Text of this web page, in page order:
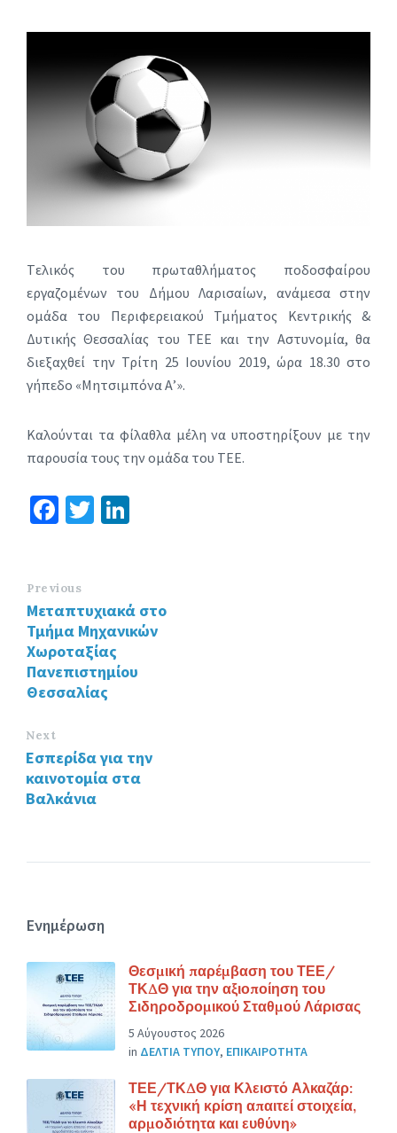
Tελικός του πρωταθλήματος ποδοσφαίρου
εργαζομένων του Δήμου Λαρισαίων, ανάμεσα στην
ομάδα του Περιφερειακού Τμήματος Κεντρικής &
Δυτικής Θεσσαλίας του ΤΕΕ και την Αστυνομία, θα
διεξαχθεί την Τρίτη 25 Ιουνίου 2019, ώρα 18.30 στο
γήπεδο «Μητσιμπόνα Α’».
Καλούνται τα φίλαθλα μέλη να υποστηρίξουν με την
παρουσία τους την ομάδα του ΤΕΕ.
Fa
o
o
k
T
dI
n
Previous
Μεταπτυχιακά στο
Τμήμα Μηχανικών
Χωροταξίας
Πανεπιστημίου
Θεσσαλίας
Next
Εσπερίδα για την
καινοτομία στα
Βαλκάνια
Ενημέρωση
Θεσμική παρέμβαση του ΤΕΕ/
ΤΚΔΘ για την αξιοποίηση του
Σιδηροδρομικού Σταθμού Λάρισας
5 Αύγουστος 2026
in ΔΕΛΤΙΑ ΤΥΠΟΥ, ΕΠΙΚΑΙΡΟΤΗΤΑ
ΤΕΕ/ΤΚΔΘ για Κλειστό Αλκαζάρ:
«Η τεχνική κρίση απαιτεί στοιχεία,
αρμοδιότητα και ευθύνη»